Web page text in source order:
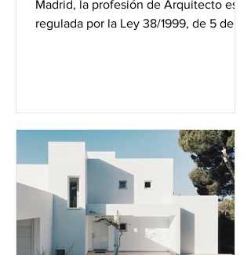
Madrid, la profesión de Arquitecto está
regulada por la Ley 38/1999, de 5 de